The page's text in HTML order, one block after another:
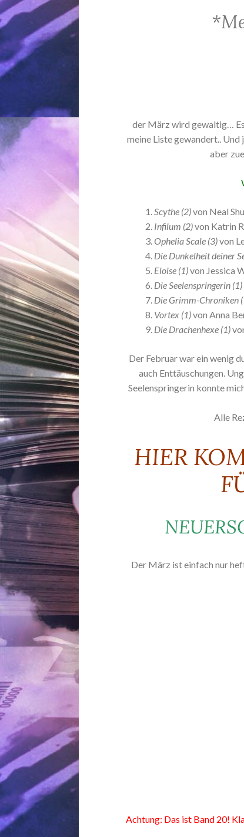
der März wird gewaltig…
meine Liste gewandert.. Und
aber
Scythe (2)von Neal
Infilum (2)von Katrin
Ophelia Scale (3)von
Die Dunkelheit deiner
Eloise (1)von Jessica
Die Seelenspringerin (1)
Die Grimm-Chroniken
Vortex (1)von Anna
Die Drachenhexe (1)
Der Februar war ein wenig
auch Enttäuschungen.
Seelenspringerin konnte
Alle
HIER
Der März ist einfach nur
Achtung: Das ist Band 20!